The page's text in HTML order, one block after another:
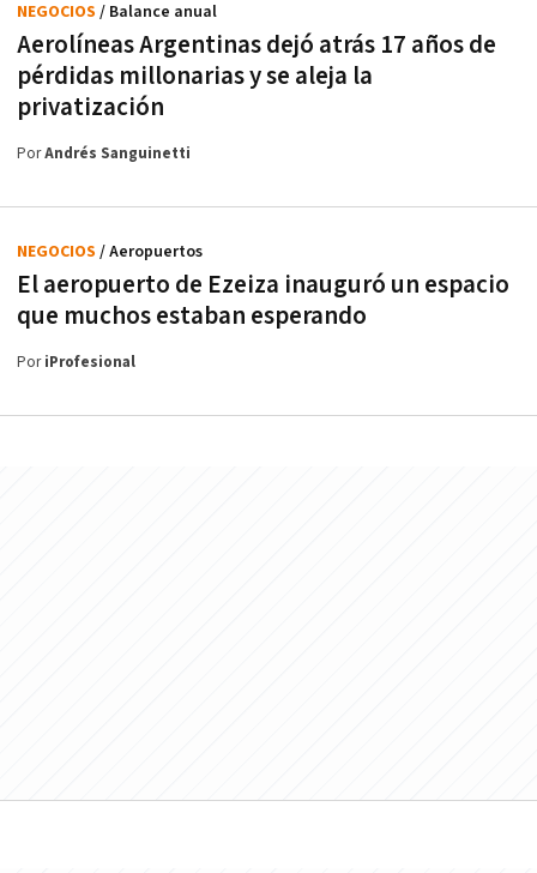
Aerolíneas Argentinas dejó atrás 17 años de
pérdidas millonarias y se aleja la
privatización
NEGOCIOS / Balance anual
PorAndrés Sanguinetti
El aeropuerto de Ezeiza inauguró un espacio
que muchos estaban esperando
NEGOCIOS / Aeropuertos
PoriProfesional